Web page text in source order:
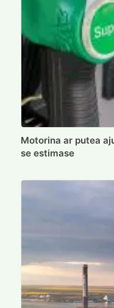
Motorina ar putea
se estimase